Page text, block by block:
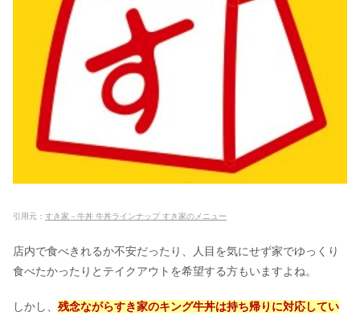
引用元： すき家－牛丼 牛丼ラインナップ すき家のメニュー
店内で食べきれるか不安だったり、人目を気にせず家でゆっくり
食べたかったりとテイクアウトを希望する方もいますよね。
しかし、 残念ながらすき家のキング牛丼は持ち帰りに対応してい